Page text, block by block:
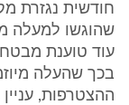
חודשית נגזרת
עוד טוענת
בכך שהעלה
ההצטרפות,